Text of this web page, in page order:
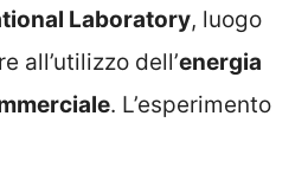
Laboratory, luogo
all’utilizzo dell’energia
. L’esperimento